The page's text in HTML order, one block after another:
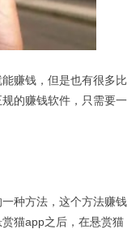
赚钱，但是也有很多比
的赚钱软件，只需要一
种方法，这个方法赚钱
猫app之后，在悬赏猫